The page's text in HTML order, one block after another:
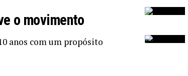
o movimento
anos com um propósito